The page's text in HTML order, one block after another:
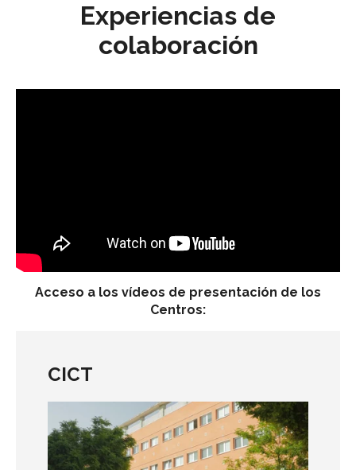
Experiencias de
colaboración
Acceso a los vídeos de presentación de los
Centros:
CICT